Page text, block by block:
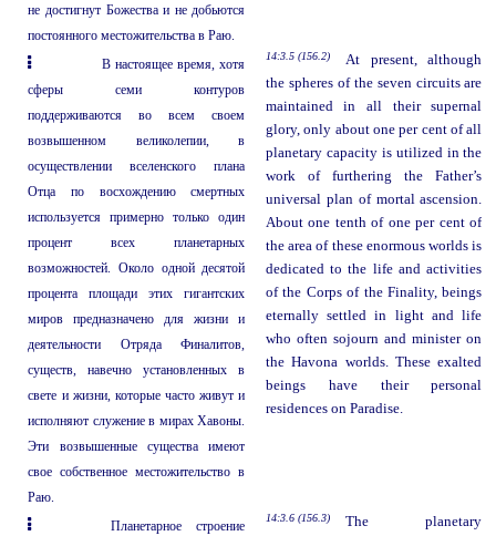
не достигнут Божества и не добьются
постоянного местожительства в Раю.
В настоящее время, хотя
сферы семи контуров
поддерживаются во всем своем
возвышенном великолепии, в
осуществлении вселенского плана
Отца по восхождению смертных
используется примерно только один
процент всех планетарных
возможностей. Около одной десятой
процента площади этих гигантских
миров предназначено для жизни и
деятельности Отряда Финалитов,
существ, навечно установленных в
свете и жизни, которые часто живут и
исполняют служение в мирах Хавоны.
Эти возвышенные существа имеют
свое собственное местожительство в
Раю.
14:3.5 (156.2)
At present, although
the spheres of the seven circuits are
maintained in all their supernal
glory, only about one per cent of all
planetary capacity is utilized in the
work of furthering the Father’s
universal plan of mortal ascension.
About one tenth of one per cent of
the area of these enormous worlds is
dedicated to the life and activities
of the Corps of the Finality, beings
eternally settled in light and life
who often sojourn and minister on
the Havona worlds. These exalted
beings have their personal
residences on Paradise.
Планетарное строение
14:3.6 (156.3)
The planetary